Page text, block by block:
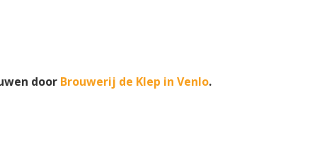
door Brouwerij de Klep in Venlo.